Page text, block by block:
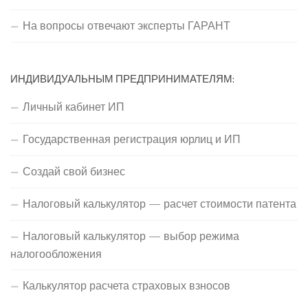
На вопросы отвечают эксперты ГАРАНТ
ИНДИВИДУАЛЬНЫМ ПРЕДПРИНИМАТЕЛЯМ:
Личный кабинет ИП
Государственная регистрация юрлиц и ИП
Создай свой бизнес
Налоговый калькулятор — расчет стоимости патента
Налоговый калькулятор — выбор режима
налогообложения
Калькулятор расчета страховых взносов